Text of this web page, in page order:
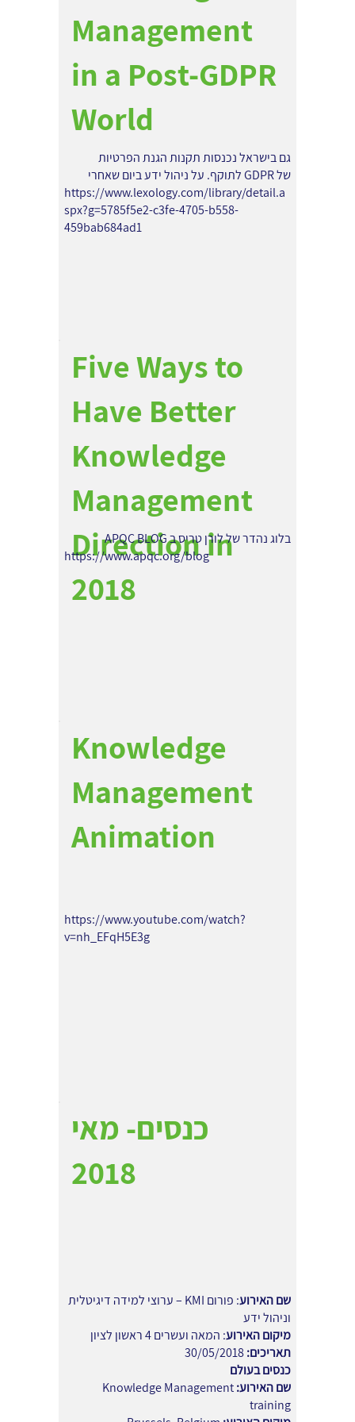
Management
in a Post-GDPR
World
גם בישראל נכנסות תקנות הגנת הפרטיות
של GDPR לתוקף. על ניהול ידע ביום שאחרי
https://www.lexology.com/library/detail.a
spx?g=5785f5e2-c3fe-4705-b558-
459bab684ad1
Five Ways to
Have Better
Knowledge
Management
Direction in
2018
בלוג נהדר של לורן טריס ב APQC BLOG
https://www.apqc.org/blog
Knowledge
Management
Animation
https://www.youtube.com/watch?
v=nh_EFqH5E3g
כנסים- מאי
2018
שם האירוע
: פורום KMI – ערוצי למידה דיגיטלית
וניהול ידע
מיקום האירוע: המאה ועשרים 4 ראשון לציון
תאריכים:
כנסים בעולם
שם האירוע:Knowledge Management
training